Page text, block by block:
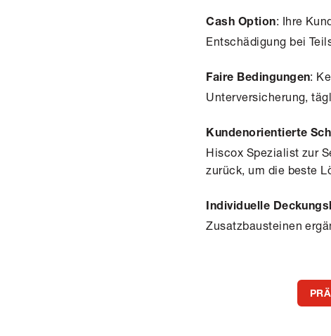
Cash Option: Ihre
Entschädigung bei
Faire Bedingungen:
Unterversicherung,
Kundenorientierte
Hiscox Spezialist zur
zurück, um die beste
Individuelle
Zusatzbausteinen